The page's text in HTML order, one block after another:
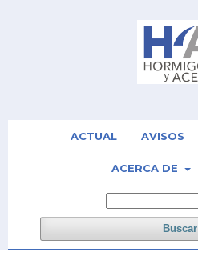
ACTUAL AVISOS
ACERCA DE
Buscar